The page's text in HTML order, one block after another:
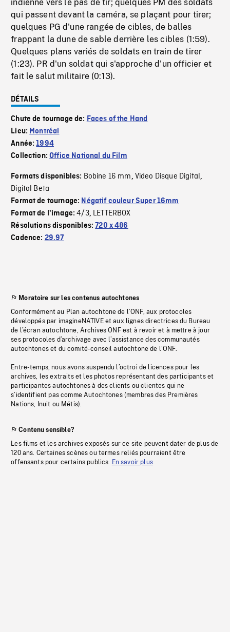
indienne vers le pas de tir; quelques PM des soldats
qui passent devant la caméra, se plaçant pour tirer;
quelques PG d'une rangée de cibles, de balles
frappant la dune de sable derrière les cibles (1:59).
Quelques plans variés de soldats en train de tirer
(1:23). PR d'un soldat qui s'approche d'un officier et
fait le salut militaire (0:13).
DÉTAILS
Chute de tournage de: Faces of the Hand
Lieu: Montréal
Année:1994
Collection:Office National du Film
Formats disponibles: Bobine 16 mm, Video Disque Digital,
Digital Beta
Format de tournage: Négatif couleur Super 16mm
Format de l'image:4/3, LETTERBOX
Résolutions disponibles:720 x 486
Cadence: 29.97
Moratoire sur les contenus autochtones
Conformément au Plan autochtone de l’ONF, aux protocoles
développés par imagineNATIVE et aux lignes directrices du Bureau
de l’écran autochtone, Archives ONF est à revoir et à mettre à jour
ses protocoles d’archivage avec l’assistance des communautés
autochtones et du comité-conseil autochtone de l’ONF.
Entre-temps, nous avons suspendu l’octroi de licences pour les
archives, les extraits et les photos représentant des participants et
participantes autochtones à des clients ou clientes qui ne
s’identifient pas comme Autochtones (membres des Premières
Nations, Inuit ou Métis).
Contenu sensible?
Les films et les archives exposés sur ce site peuvent dater de plus de
120 ans. Certaines scènes ou termes reliés pourraient être
offensants pour certains publics. En savoir plus